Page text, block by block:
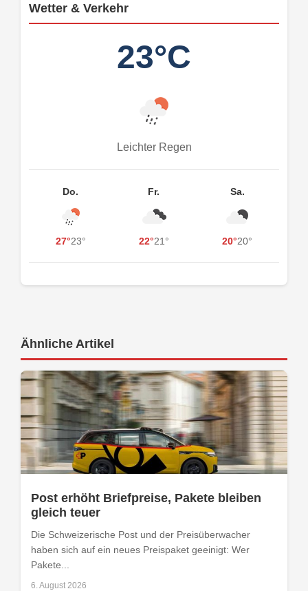
Wetter & Verkehr
23°C
Leichter Regen
Do.
27°23°
Fr.
22°21°
Sa.
20°20°
Ähnliche Artikel
Post erhöht Briefpreise, Pakete bleiben
gleich teuer
Die Schweizerische Post und der Preisüberwacher
haben sich auf ein neues Preispaket geeinigt: Wer
Pakete...
6. August 2026